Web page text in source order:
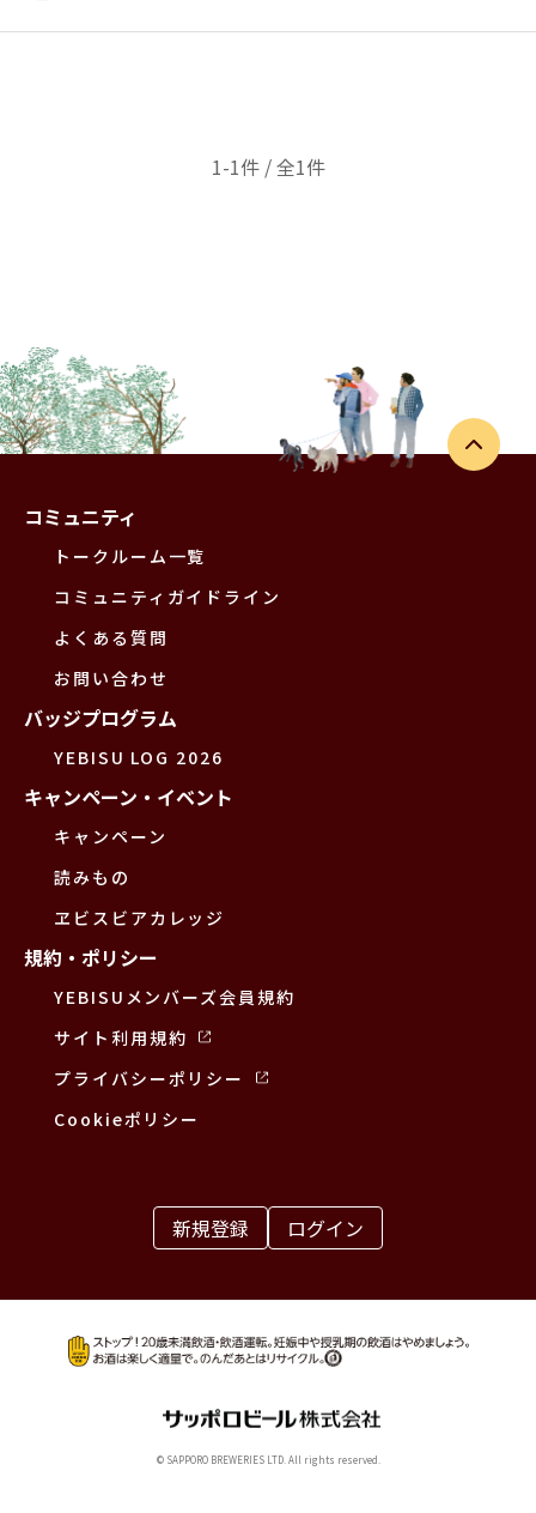
1-1件 / 全1件
コミュニティ
トークルーム一覧
コミュニティガイドライン
よくある質問
お問い合わせ
バッジプログラム
YEBISU LOG 2026
キャンペーン・イベント
キャンペーン
読みもの
ヱビスビアカレッジ
規約・ポリシー
YEBISUメンバーズ会員規約
サイト利用規約
プライバシーポリシー
Cookieポリシー
新規登録 ログイン
© SAPPORO BREWERIES LTD. All rights reserved.